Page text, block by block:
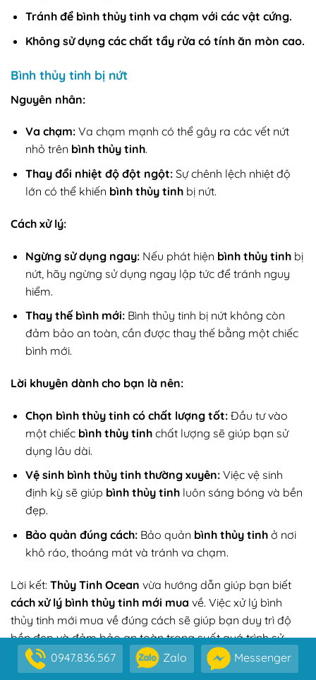
Tránh để bình thủy tinh va chạm với các vật cứng.
Không sử dụng các chất tẩy rửa có tính ăn mòn cao.
Bình thủy tinh bị nứt
Nguyên nhân:
Va chạm:Va chạm mạnh có thể gây ra các vết nứt
nhỏ trên bình thủy tinh.
Thay đổi nhiệt độ đột ngột:Sự chênh lệch nhiệt độ
lớn có thể khiến bình thủy tinhbị nứt.
Cách xử lý:
Ngừng sử dụng ngay:Nếu phát hiện bình thủy tinhbị
nứt, hãy ngừng sử dụng ngay lập tức để tránh nguy
hiểm.
Thay thế bình mới:Bình thủy tinh bị nứt không còn
đảm bảo an toàn, cần được thay thế bằng một chiếc
bình mới.
Lời khuyên dành cho bạn là nên:
Chọn bình thủy tinh có chất lượng tốt:Đầu tư vào
một chiếc bình thủy tinhchất lượng sẽ giúp bạn sử
dụng lâu dài.
Vệ sinh bình thủy tinh thường xuyên:Việc vệ sinh
định kỳ sẽ giúp bình thủy tinhluôn sáng bóng và bền
đẹp.
Bảo quản đúng cách:Bảo quản bình thủy tinhở nơi
khô ráo, thoáng mát và tránh va chạm.
Lời kết: Thủy Tinh Ocean vừa hướng dẫn giúp bạn biết
cách xử lý bình thủy tinh mới mua về. Việc xử lý bình
thủy tinh mới mua về đúng cách sẽ giúp bạn duy trì độ
bền đẹp và đảm bảo an toàn trong suốt quá trình sử
dụng. Bằng cách thực hiện những bước đơn giản nhưng
hiệu quả này, bạn không chỉ bảo vệ sản phẩm tốt hơn,
0947.836.567 Zalo Messenger